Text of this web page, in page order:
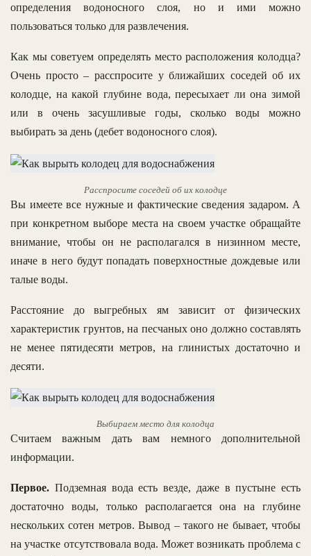
определения водоносного слоя, но и ими можно
пользоваться только для развлечения.
Как мы советуем определять место расположения колодца?
Очень просто – расспросите у ближайших соседей об их
колодце, на какой глубине вода, пересыхает ли она зимой
или в очень засушливые годы, сколько воды можно
выбирать за день (дебет водоносного слоя).
Расспросите соседей об их колодце
Вы имеете все нужные и фактические сведения задаром. А
при конкретном выборе места на своем участке обращайте
внимание, чтобы он не располагался в низинном месте,
иначе в него будут попадать поверхностные дождевые или
талые воды.
Расстояние до выгребных ям зависит от физических
характеристик грунтов, на песчаных оно должно составлять
не менее пятидесяти метров, на глинистых достаточно и
десяти.
Выбираем место для колодца
Считаем важным дать вам немного дополнительной
информации.
Первое. Подземная вода есть везде, даже в пустыне есть
достаточно воды, только располагается она на глубине
нескольких сотен метров. Вывод – такого не бывает, чтобы
на участке отсутствовала вода. Может возникать проблема с